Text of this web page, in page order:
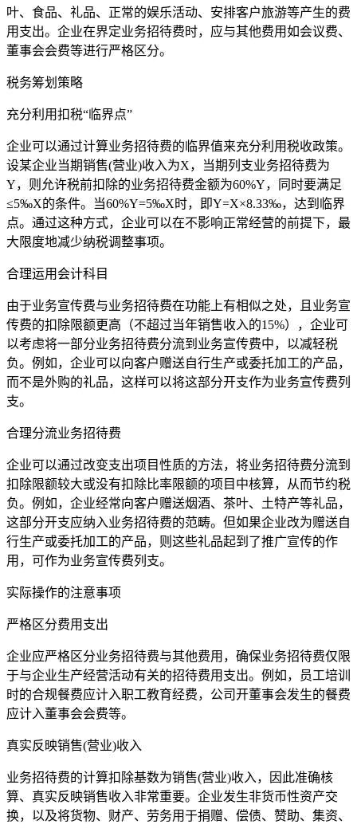
叶、食品、礼品、正常的娱乐活动、安排客户旅游等产生的费
用支出。企业在界定业务招待费时，应与其他费用如会议费、
董事会会费等进行严格区分。
税务筹划策略
充分利用扣税“临界点”
企业可以通过计算业务招待费的临界值来充分利用税收政策。
设某企业当期销售(营业)收入为X，当期列支业务招待费为
Y，则允许税前扣除的业务招待费金额为60%Y，同时要满足
≤5‰X的条件。当60%Y=5‰X时，即Y=X×8.33‰，达到临界
点。通过这种方式，企业可以在不影响正常经营的前提下，最
大限度地减少纳税调整事项。
合理运用会计科目
由于业务宣传费与业务招待费在功能上有相似之处，且业务宣
传费的扣除限额更高（不超过当年销售收入的15%），企业可
以考虑将一部分业务招待费分流到业务宣传费中，以减轻税
负。例如，企业可以向客户赠送自行生产或委托加工的产品，
而不是外购的礼品，这样可以将这部分开支作为业务宣传费列
支。
合理分流业务招待费
企业可以通过改变支出项目性质的方法，将业务招待费分流到
扣除限额较大或没有扣除比率限额的项目中核算，从而节约税
负。例如，企业经常向客户赠送烟酒、茶叶、土特产等礼品，
这部分开支应纳入业务招待费的范畴。但如果企业改为赠送自
行生产或委托加工的产品，则这些礼品起到了推广宣传的作
用，可作为业务宣传费列支。
实际操作的注意事项
严格区分费用支出
企业应严格区分业务招待费与其他费用，确保业务招待费仅限
于与企业生产经营活动有关的招待费用支出。例如，员工培训
时的合规餐费应计入职工教育经费，公司开董事会发生的餐费
应计入董事会会费等。
真实反映销售(营业)收入
业务招待费的计算扣除基数为销售(营业)收入，因此准确核
算、真实反映销售收入非常重要。企业发生非货币性资产交
换，以及将货物、财产、劳务用于捐赠、偿债、赞助、集资、